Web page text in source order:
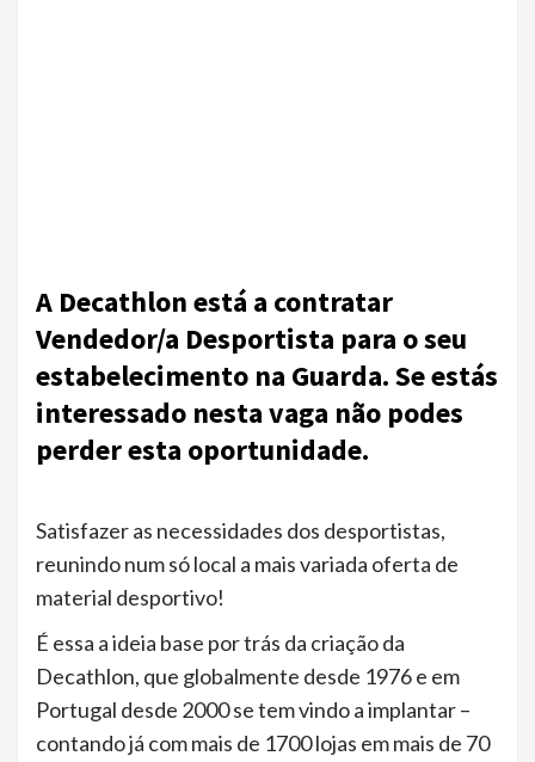
A Decathlon está a contratar
Vendedor/a Desportista para o seu
estabelecimento na Guarda. Se estás
interessado nesta vaga não podes
perder esta oportunidade.
Satisfazer as necessidades dos desportistas,
reunindo num só local a mais variada oferta de
material desportivo!
É essa a ideia base por trás da criação da
Decathlon, que globalmente desde 1976 e em
Portugal desde 2000 se tem vindo a implantar –
contando já com mais de 1700 lojas em mais de 70